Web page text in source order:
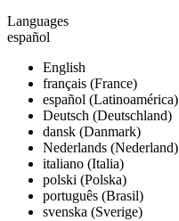
Languages
español
English
français (France)
español (Latinoamérica)
Deutsch (Deutschland)
dansk (Danmark)
Nederlands (Nederland)
italiano (Italia)
polski (Polska)
português (Brasil)
svenska (Sverige)